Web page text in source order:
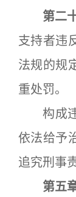
第二
支持者违
法规的规
重处罚。
构成违
依法给予
追究刑事
第五